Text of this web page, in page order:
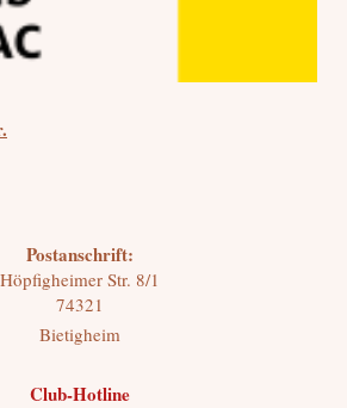
Postanschrift:
Höpfigheimer Str. 8/1
74321
Bietigheim
Club-Hotline